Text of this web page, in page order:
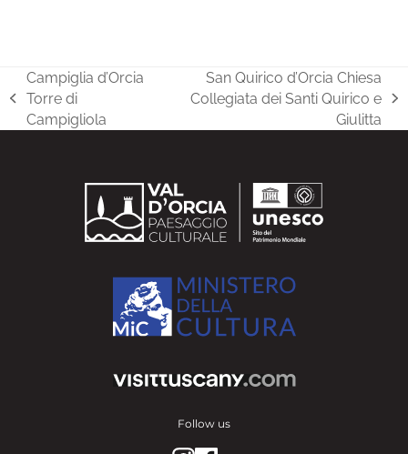
previous
post:
Campiglia d’Orcia
Torre di
Campigliola
next
post:
San Quirico d’Orcia Chiesa
Collegiata dei Santi Quirico e
Giulitta
Follow us